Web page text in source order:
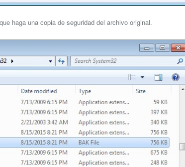
haga una copia de seguridad del archivo original.